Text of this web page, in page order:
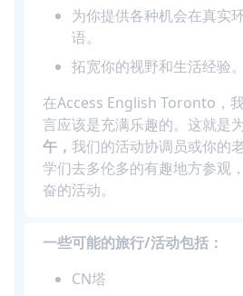
为你提供各种机会在真实
语。
拓宽你的视野和生活经验。
在Access English Toronto，
言应该是充满乐趣的。这就是
午， 我们的活动协调员或你的
学们去多伦多的有趣地方参观
奋的活动。
一些可能的旅行/活动包括：
CN塔